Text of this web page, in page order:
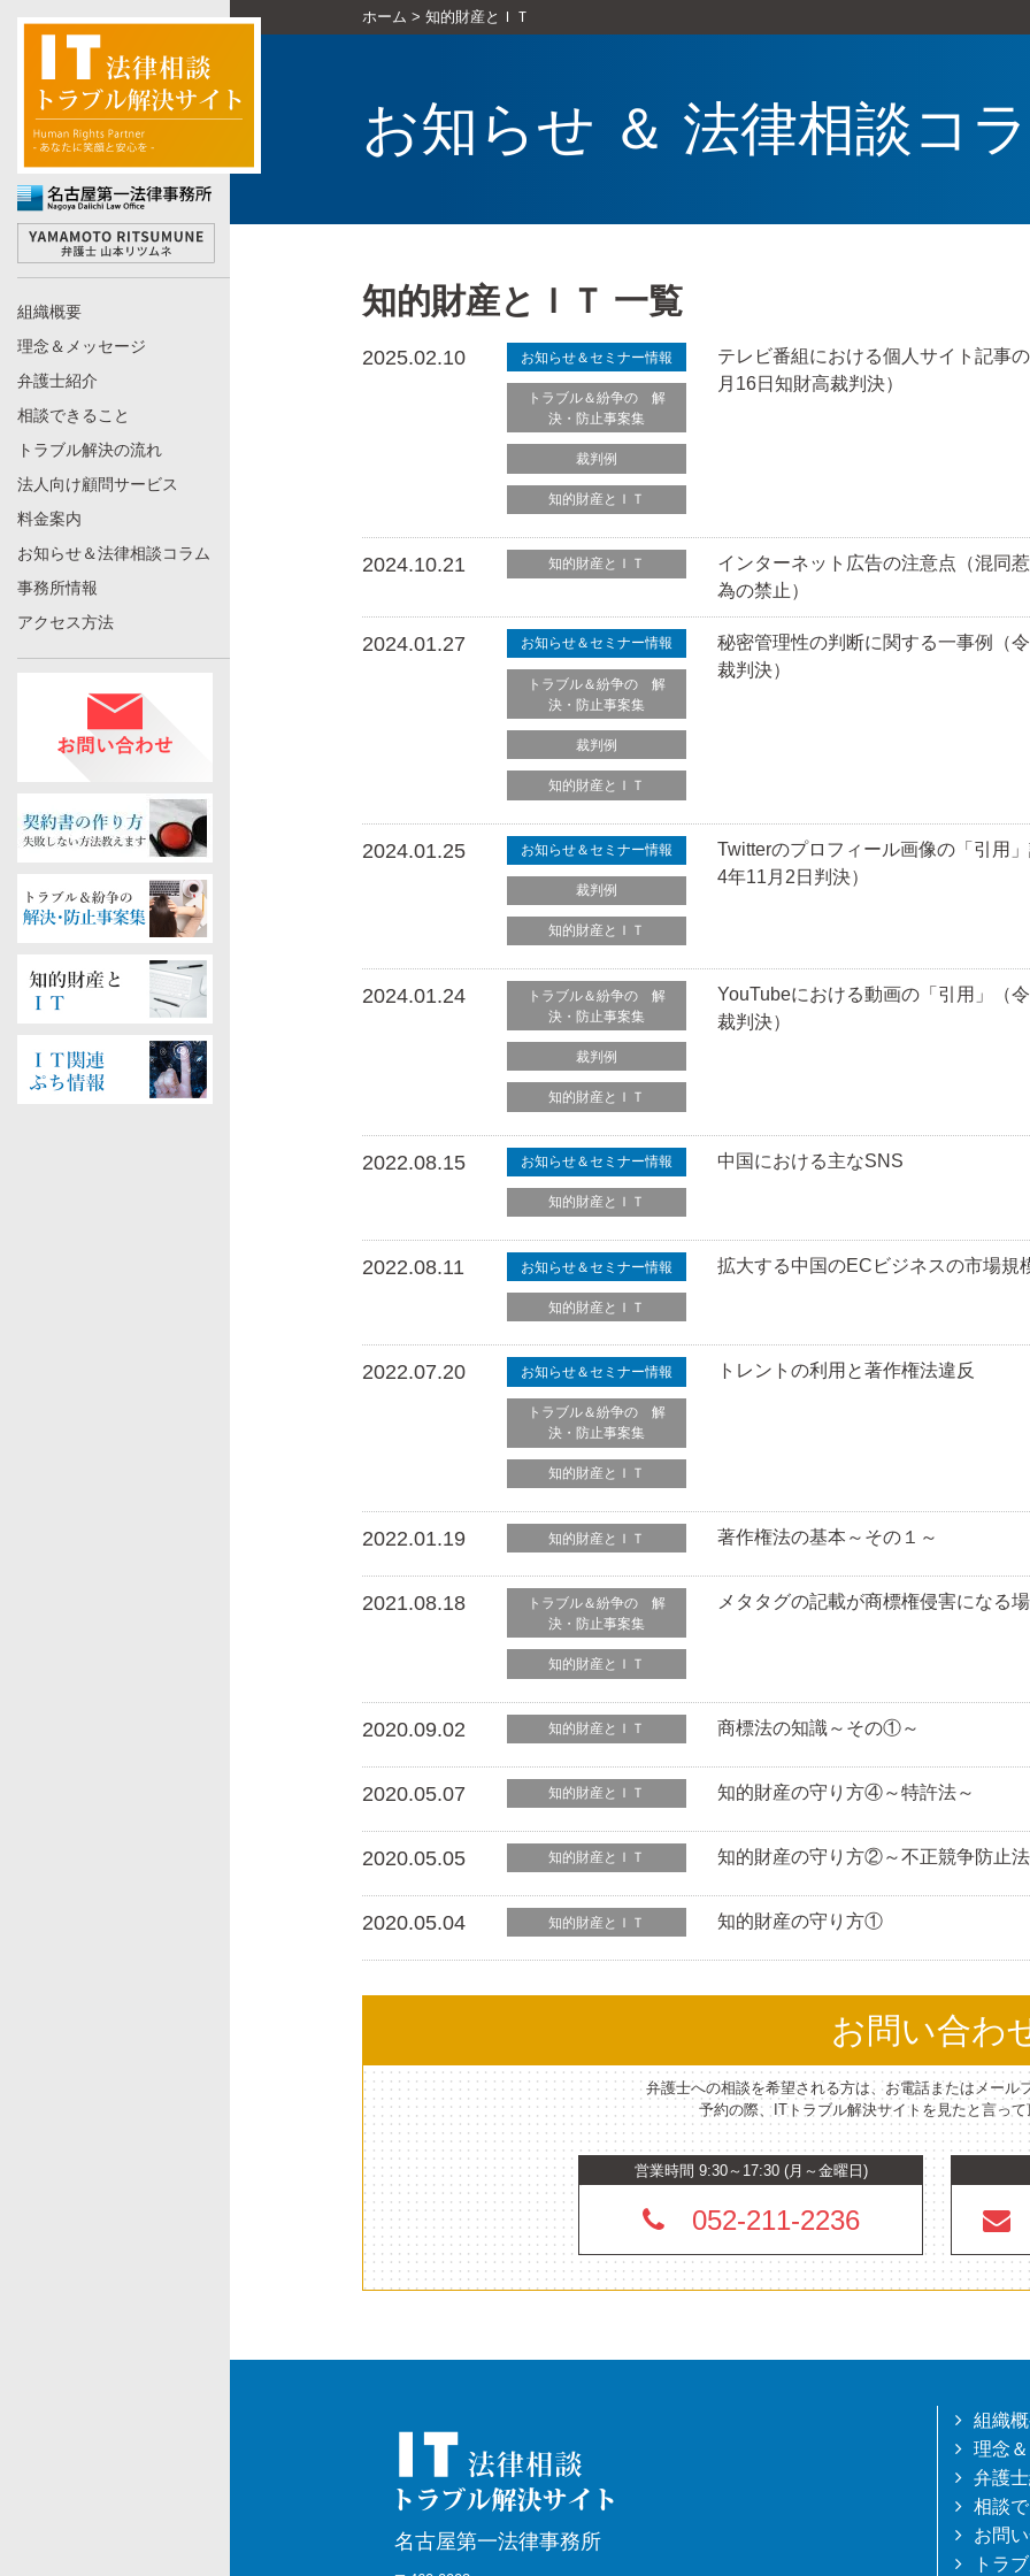
ホーム > 知的財産とＩＴ
お知らせ ＆ 法律相談コ
知的財産とＩＴ 一覧
2025.02.10 お知らせ＆セミナー情報
トラブル＆紛争の 解
決・防止事案集
裁判例
知的財産とＩＴ
テレビ番組における個人サイト記事
月16日知財高裁判決）
2024.10.21 知的財産とＩＴ
インターネット広告の注意点（混同
為の禁止）
2024.01.27 お知らせ＆セミナー情報
トラブル＆紛争の 解
決・防止事案集
裁判例
知的財産とＩＴ
秘密管理性の判断に関する一事例（
裁判決）
2024.01.25 お知らせ＆セミナー情報
裁判例
知的財産とＩＴ
Twitterのプロフィール画像の「引用
4年11月2日判決）
2024.01.24
トラブル＆紛争の 解
決・防止事案集
裁判例
知的財産とＩＴ
YouTubeにおける動画の「引用」（
裁判決）
2022.08.15 お知らせ＆セミナー情報
知的財産とＩＴ
中国における主なSNS
2022.08.11 お知らせ＆セミナー情報
知的財産とＩＴ
拡大する中国のECビジネスの市場規
2022.07.20 お知らせ＆セミナー情報
トラブル＆紛争の 解
決・防止事案集
知的財産とＩＴ
トレントの利用と著作権法違反
2022.01.19 知的財産とＩＴ 著作権法の基本～その１～
2021.08.18
トラブル＆紛争の 解
決・防止事案集
知的財産とＩＴ
メタタグの記載が商標権侵害になる
2020.09.02 知的財産とＩＴ 商標法の知識～その①～
2020.05.07 知的財産とＩＴ 知的財産の守り方④～特許法～
2020.05.05 知的財産とＩＴ 知的財産の守り方②～不正競争防止
2020.05.04 知的財産とＩＴ 知的財産の守り方①
組織概要
理念＆メッセージ
弁護士紹介
相談できること
トラブル解決の流れ
法人向け顧問サービス
料金案内
お知らせ＆法律相談コラム
事務所情報
アクセス方法
お問い合わ
弁護士への相談を希望される方は、お電話またはメール
予約の際、ITトラブル解決サイトを見たと言っ
営業時間 9:30～17:30 (月～金曜日)
052-211-2236
組織
理念
弁護
相談
お問
トラ
名古屋第一法律事務所